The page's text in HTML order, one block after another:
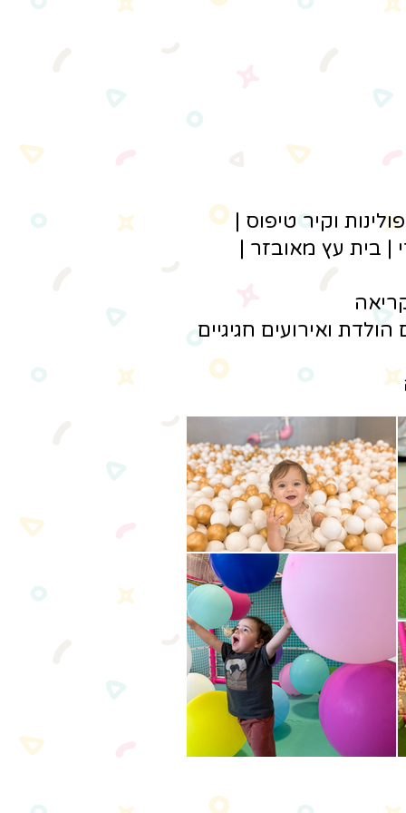
וקיר טיפוס |
| בית עץ מאובזר |
ואירועים חגיגיים